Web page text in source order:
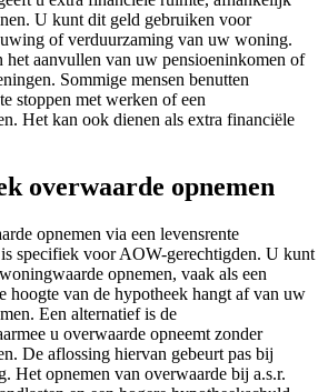
U kunt dit geld gebruiken voor
of verduurzaming van uw woning.
het aanvullen van uw pensioeninkomen of
Sommige mensen benutten
stoppen met werken of een
Het kan ook dienen als extra financiële
overwaarde opnemen
opnemen via een levensrente
specifiek voor AOW-gerechtigden. U kunt
opnemen, vaak als een
hoogte van de hypotheek hangt af van uw
Een alternatief is de
u overwaarde opneemt zonder
De aflossing hiervan gebeurt pas bij
Het opnemen van overwaarde bij a.s.r.